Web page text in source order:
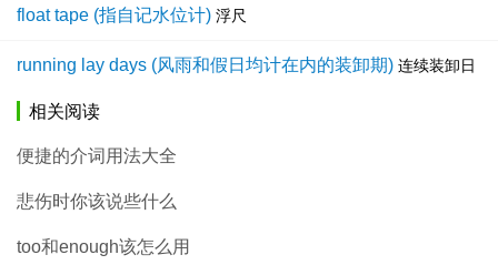
float tape (指自记水位计) 浮尺
running lay days (风雨和假日均计在内的装卸期) 连续装卸日
相关阅读
便捷的介词用法大全
悲伤时你该说些什么
too和enough该怎么用